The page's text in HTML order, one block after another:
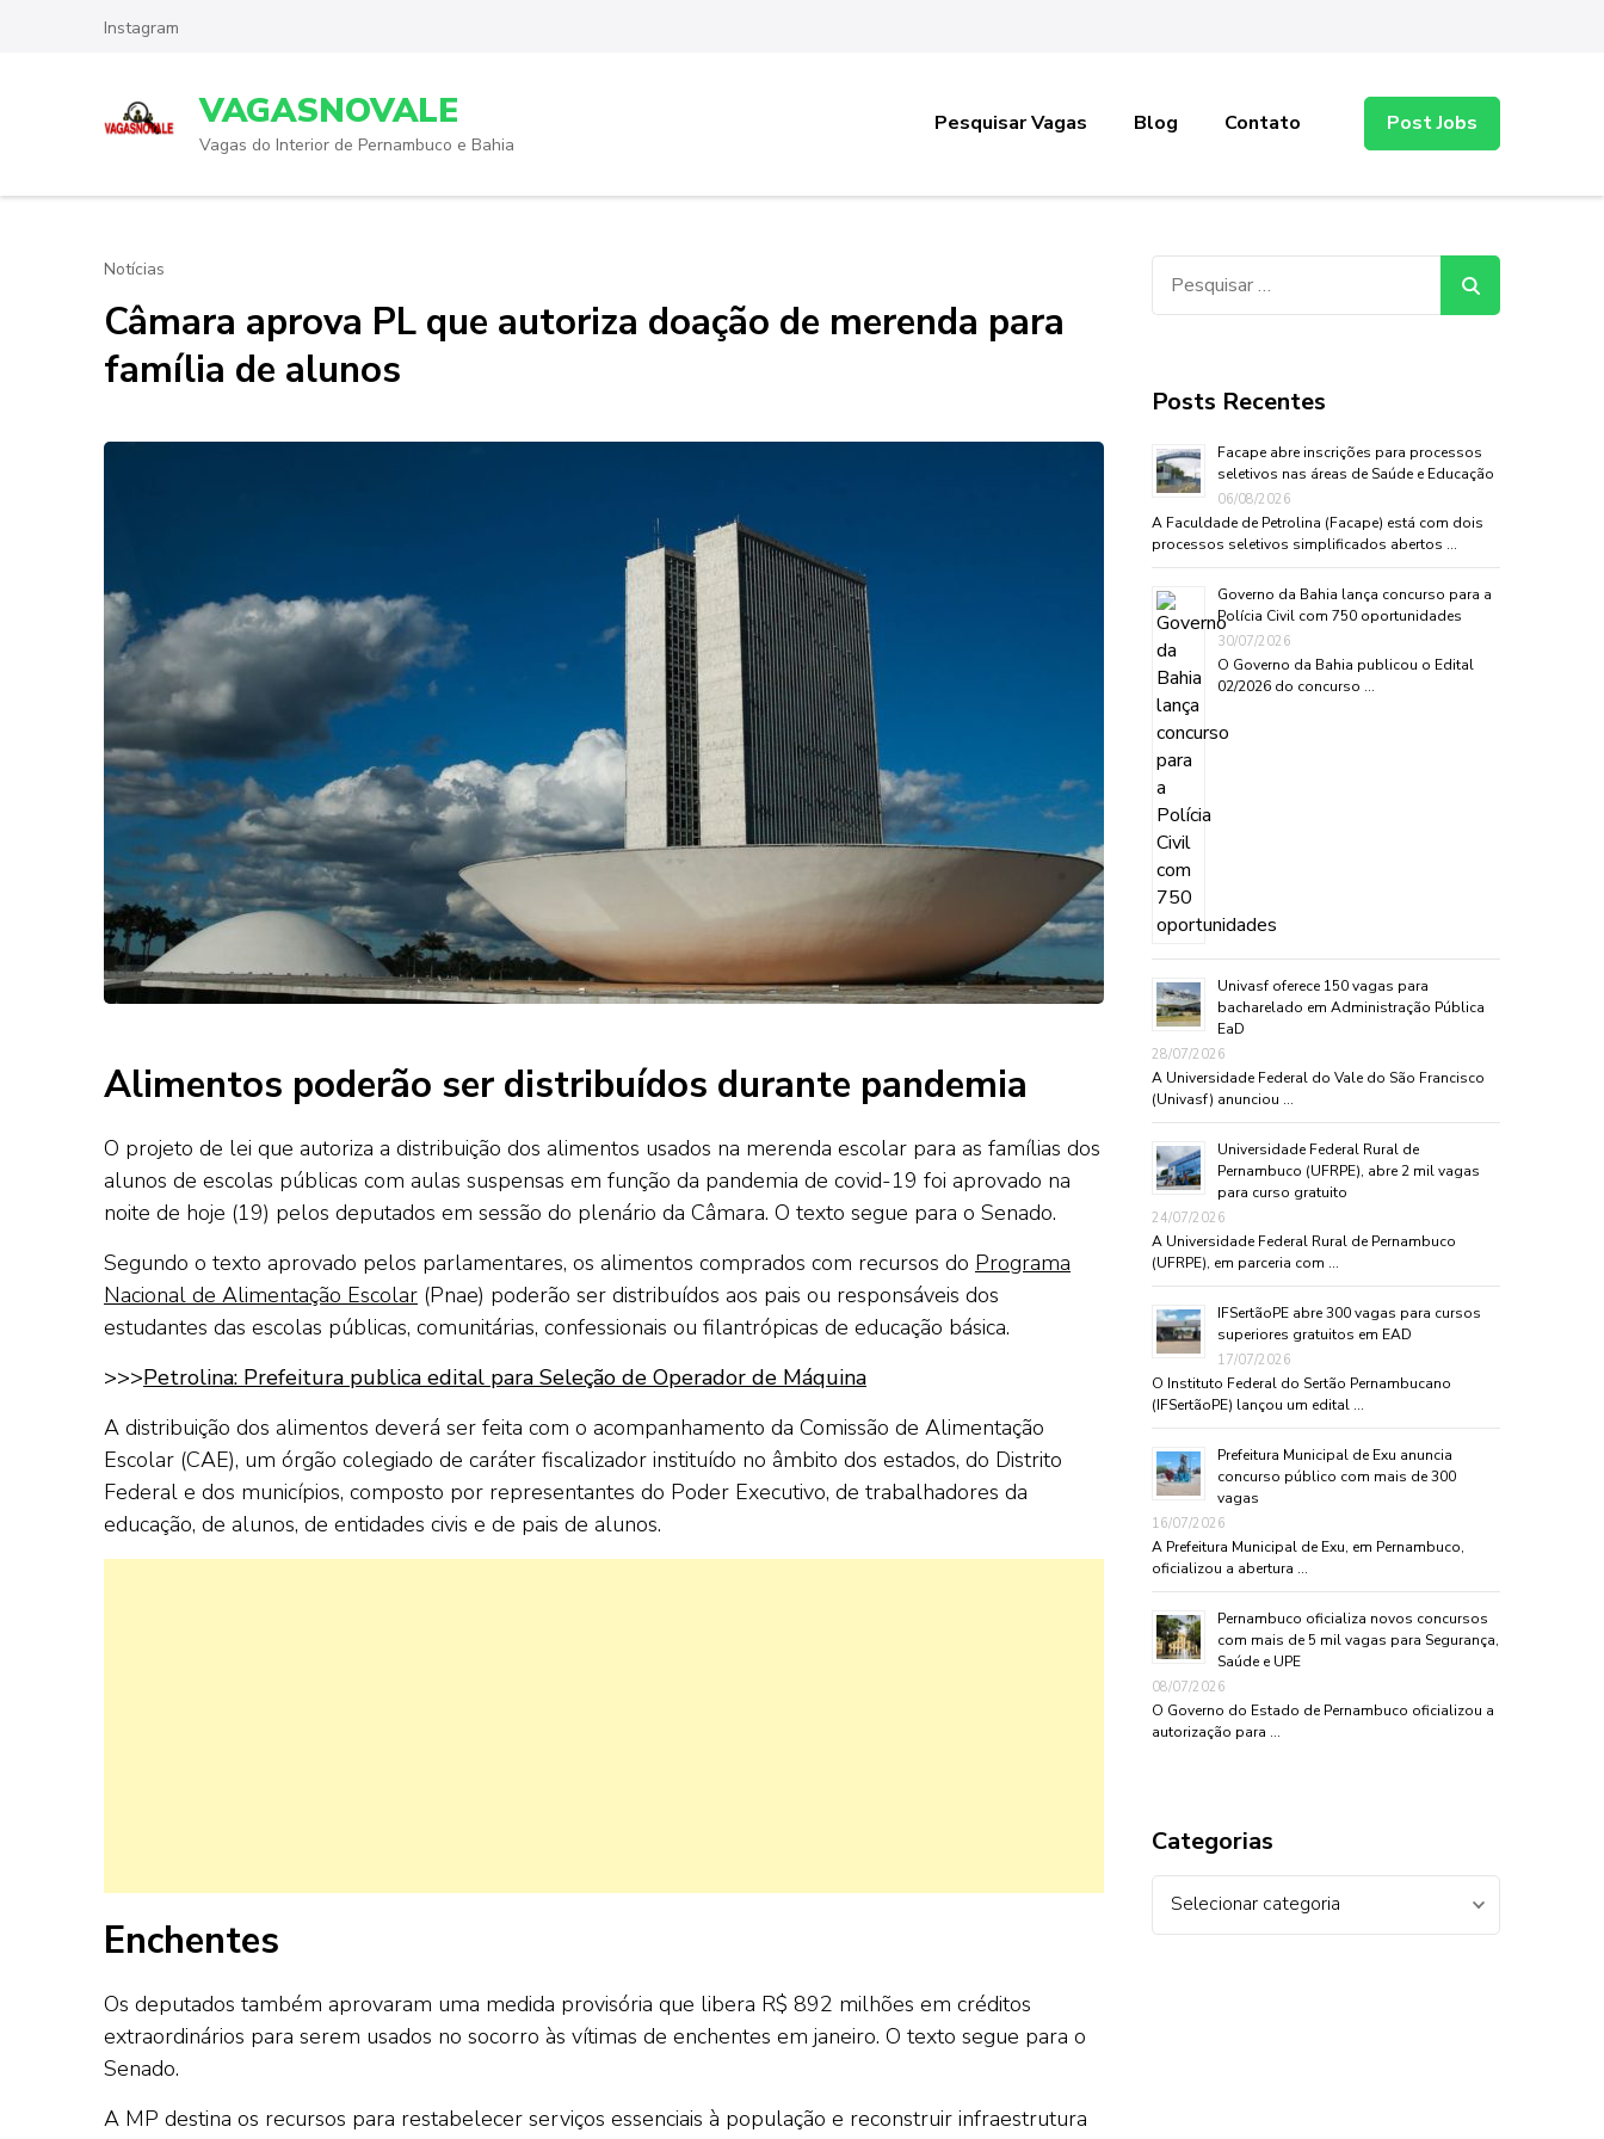
Instagram
VAGASNOVALE
Vagas do Interior de Pernambuco e Bahia
Pesquisar Vagas Blog Contato Post Jobs
Notícias
Câmara aprova PL que autoriza doação de merenda para
família de alunos
Alimentos poderão ser distribuídos durante pandemia
O projeto de lei que autoriza a distribuição dos alimentos usados na merenda escolar para as famílias dos
alunos de escolas públicas com aulas suspensas em função da pandemia de covid-19 foi aprovado na
noite de hoje (19) pelos deputados em sessão do plenário da Câmara. O texto segue para o Senado.
Segundo o texto aprovado pelos parlamentares, os alimentos comprados com recursos do Programa
Nacional de Alimentação Escolar (Pnae) poderão ser distribuídos aos pais ou responsáveis dos
estudantes das escolas públicas, comunitárias, confessionais ou filantrópicas de educação básica.
>>>Petrolina: Prefeitura publica edital para Seleção de Operador de Máquina
A distribuição dos alimentos deverá ser feita com o acompanhamento da Comissão de Alimentação
Escolar (CAE), um órgão colegiado de caráter fiscalizador instituído no âmbito dos estados, do Distrito
Federal e dos municípios, composto por representantes do Poder Executivo, de trabalhadores da
educação, de alunos, de entidades civis e de pais de alunos.
Enchentes
Os deputados também aprovaram uma medida provisória que libera R$ 892 milhões em créditos
extraordinários para serem usados no socorro às vítimas de enchentes em janeiro. O texto segue para o
Senado.
A MP destina os recursos para restabelecer serviços essenciais à população e reconstruir infraestrutura
Posts Recentes
Facape abre inscrições para processos
seletivos nas áreas de Saúde e Educação
06/08/2026
A Faculdade de Petrolina (Facape) está com dois
processos seletivos simplificados abertos …
Governo da Bahia lança concurso para a
Polícia Civil com 750 oportunidades
30/07/2026
O Governo da Bahia publicou o Edital
02/2026 do concurso …
Univasf oferece 150 vagas para
bacharelado em Administração Pública
EaD
28/07/2026
A Universidade Federal do Vale do São Francisco
(Univasf) anunciou …
Universidade Federal Rural de
Pernambuco (UFRPE), abre 2 mil vagas
para curso gratuito
24/07/2026
A Universidade Federal Rural de Pernambuco
(UFRPE), em parceria com …
IFSertãoPE abre 300 vagas para cursos
superiores gratuitos em EAD
17/07/2026
O Instituto Federal do Sertão Pernambucano
(IFSertãoPE) lançou um edital …
Prefeitura Municipal de Exu anuncia
concurso público com mais de 300
vagas
16/07/2026
A Prefeitura Municipal de Exu, em Pernambuco,
oficializou a abertura …
Pernambuco oficializa novos concursos
com mais de 5 mil vagas para Segurança,
Saúde e UPE
08/07/2026
O Governo do Estado de Pernambuco oficializou a
autorização para …
Categorias
Categorias